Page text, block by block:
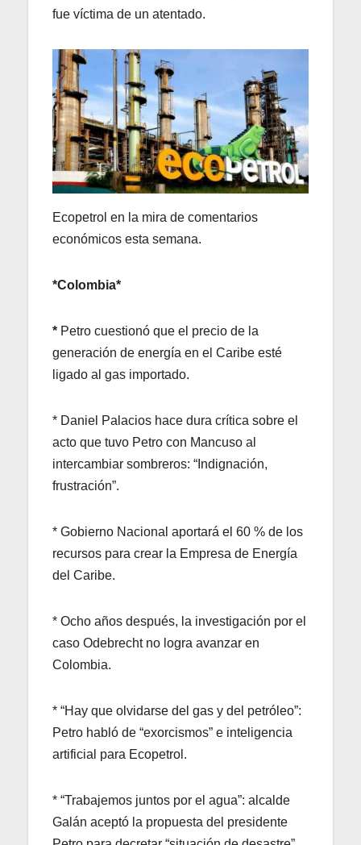
fue víctima de un atentado.
Ecopetrol en la mira de comentarios
económicos esta semana.
*Colombia*
* Petro cuestionó que el precio de la
generación de energía en el Caribe esté
ligado al gas importado.
* Daniel Palacios hace dura crítica sobre el
acto que tuvo Petro con Mancuso al
intercambiar sombreros: “Indignación,
frustración”.
* Gobierno Nacional aportará el 60 % de los
recursos para crear la Empresa de Energía
del Caribe.
* Ocho años después, la investigación por el
caso Odebrecht no logra avanzar en
Colombia.
* “Hay que olvidarse del gas y del petróleo”:
Petro habló de “exorcismos” e inteligencia
artificial para Ecopetrol.
* “Trabajemos juntos por el agua”: alcalde
Galán aceptó la propuesta del presidente